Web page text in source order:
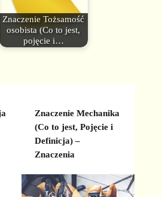
Znaczenie Tożsamość
osobista (Co to jest,
pojęcie i…
Znaczenie Mechanika
(Co to jest, Pojęcie i
Definicja) –
Znaczenia